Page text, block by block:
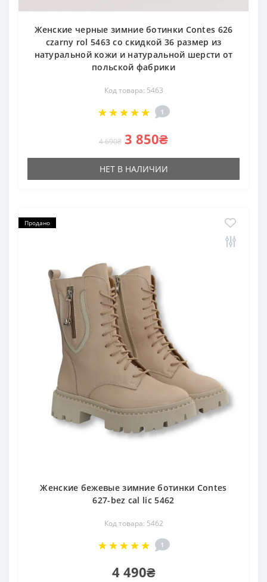
Женские черные зимние ботинки Contes 626
czarny rol 5463 со скидкой 36 размер из
натуральной кожи и натуральной шерсти от
польской фабрики
Код товара: 5463
1
4 690₴ 3 850₴
НЕТ В НАЛИЧИИ
Продано
Женские бежевые зимние ботинки Contes
627-bez cal lic 5462
Код товара: 5462
1
4 490₴